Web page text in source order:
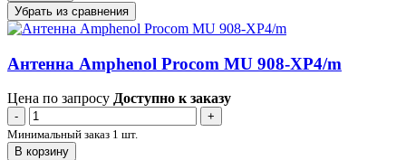
Убрать из сравнения
Антенна Amphenol Procom MU 908-XP4/m
Цена по запросу Доступно к заказу
-
+
Минимальный заказ 1 шт.
В корзину